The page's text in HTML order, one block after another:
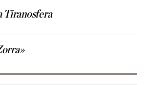
Tiranosfera